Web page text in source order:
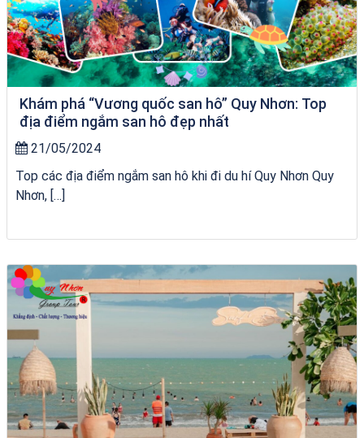
Khám phá “Vương quốc san hô” Quy Nhơn: Top
địa điểm ngắm san hô đẹp nhất
21/05/2024
Top các địa điểm ngắm san hô khi đi du hí Quy Nhơn Quy
Nhơn, […]
Khách sạn Alicia Phú Yên